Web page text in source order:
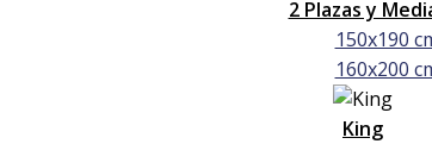
2 Plazas y
150x190
160x200
King